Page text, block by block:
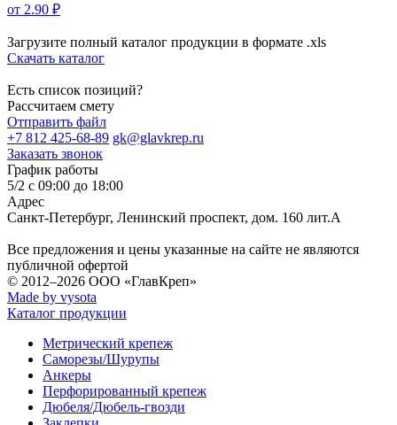
от 2.90 ₽
Загрузите полный каталог продукции в формате .xls
Скачать каталог
Есть список позиций?
Рассчитаем смету
Отправить файл
+7 812 425-68-89 gk@glavkrep.ru
Заказать звонок
График работы
5/2 с 09:00 до 18:00
Адрес
Санкт-Петербург, Ленинский проспект, дом. 160 лит.А
Все предложения и цены указанные на сайте не являются
публичной офертой
© 2012–2026 ООО «ГлавКреп»
Made by vysota
Каталог продукции
Метрический крепеж
Саморезы/Шурупы
Анкеры
Перфорированный крепеж
Дюбеля/Дюбель-гвозди